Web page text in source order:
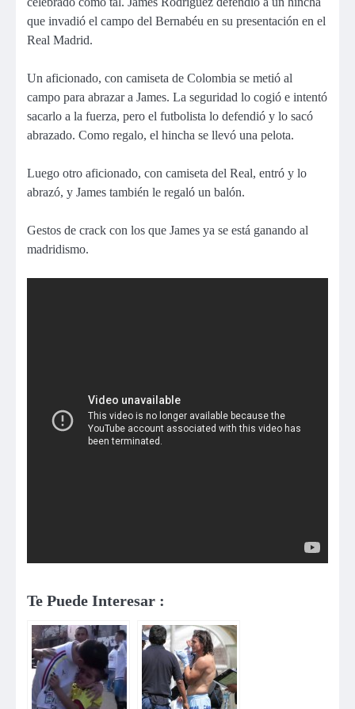
que invadió el campo del Bernabéu en su presentación en el
Real Madrid.
Un aficionado, con camiseta de Colombia se metió al
campo para abrazar a James. La seguridad lo cogió e intentó
sacarlo a la fuerza, pero el futbolista lo defendió y lo sacó
abrazado. Como regalo, el hincha se llevó una pelota.
Luego otro aficionado, con camiseta del Real, entró y lo
abrazó, y James también le regaló un balón.
Gestos de crack con los que James ya se está ganando al
madridismo.
Te Puede Interesar :